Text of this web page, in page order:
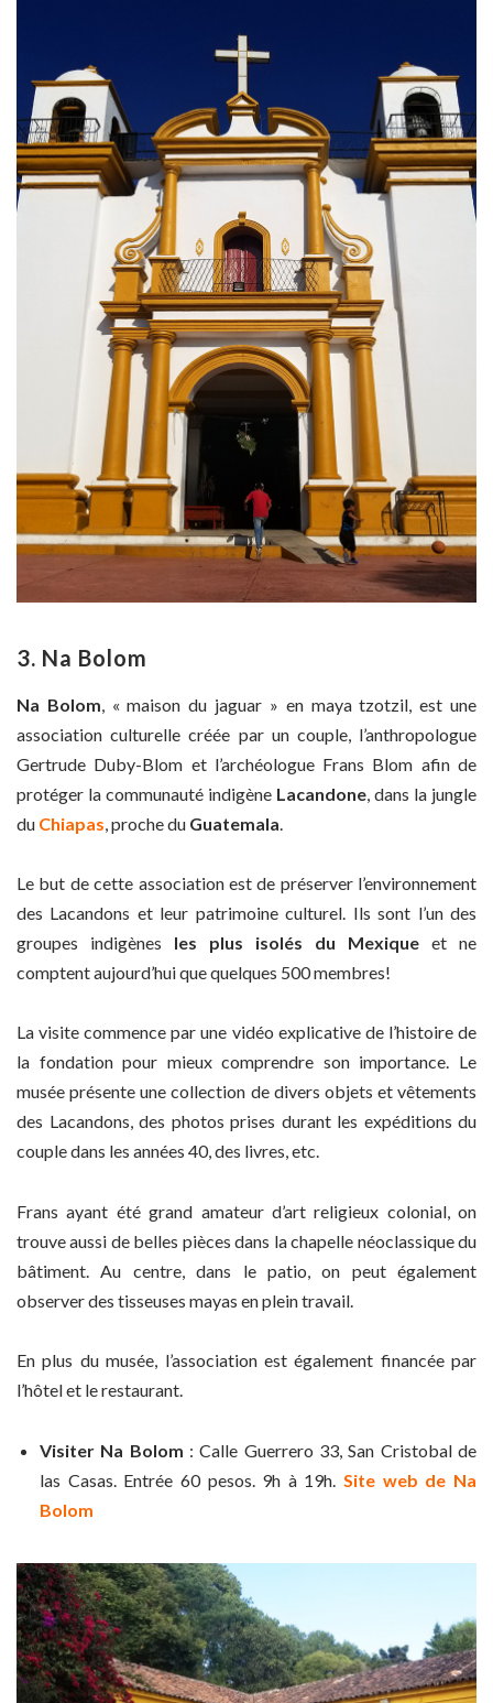
3. Na Bolom
Na Bolom , « maison du jaguar » en maya tzotzil, est une
association culturelle créée par un couple, l’anthropologue
Gertrude Duby-Blom et l’archéologue Frans Blom afin de
protéger la communauté indigène Lacandone , dans la jungle
du Chiapas , proche du Guatemala
Le but de cette association est de préserver l’environnement
des Lacandons et leur patrimoine culturel. Ils sont l’un des
groupes indigènes les plus isolés du Mexique et ne
comptent aujourd’hui que quelques 500 membres!
La visite commence par une vidéo explicative de l’histoire de
la fondation pour mieux comprendre son importance. Le
musée présente une collection de divers objets et vêtements
des Lacandons, des photos prises durant les expéditions du
couple dans les années 40, des livres, etc.
Frans ayant été grand amateur d’art religieux colonial, on
trouve aussi de belles pièces dans la chapelle néoclassique du
bâtiment. Au centre, dans le patio, on peut également
observer des tisseuses mayas en plein travail.
En plus du musée, l’association est également financée par
l’hôtel et le restaurant.
Visiter Na Bolom : Calle Guerrero 33, San Cristobal de
las Casas. Entrée 60 pesos. 9h à 19h. Site web de Na
Bolom